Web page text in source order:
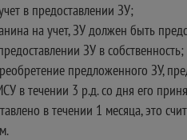
в предоставлении ЗУ;
на учет, ЗУ должен быть
ЗУ в собственность;
предложенного ЗУ,
в течении 3 р.д. со дня его
в течении 1 месяца, это